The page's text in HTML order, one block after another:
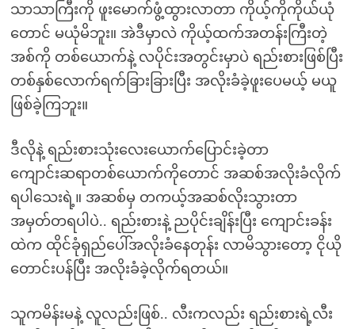
သာသာကြီးကို ဖူးမောက်ဖွံ့ထွားလာတာ ကိုယ့်ကိုကိုယ်ယုံ
တောင် မယုံမိဘူး။ အဲဒီမှာလဲ ကိုယ့်ထက်အတန်းကြီးတဲ့
အစ်ကို တစ်ယောက်နဲ့ လပိုင်းအတွင်းမှာပဲ ရည်းစားဖြစ်ပြီး
တစ်နှစ်လောက်ရက်ခြားခြားပြီး အလိုးခံခဲ့ဖူးပေမယ့် မယူ
ဖြစ်ခဲ့ကြဘူး။
ဒီလိုနဲ့ ရည်းစားသုံးလေးယောက်ပြောင်းခဲ့တာ
ကျောင်းဆရာတစ်ယောက်ကိုတောင် အဆစ်အလိုးခံလိုက်
ရပါသေးရဲ့။ အဆစ်မှ တကယ့်အဆစ်လိုးသွားတာ
အမှတ်တရပါပဲ.. ရည်းစားနဲ့ ညပိုင်းချိန်းပြီး ကျောင်းခန်း
ထဲက ထိုင်ခုံရှည်ပေါ်အလိုးခံနေတုန်း လာမိသွားတော့ ငိုယို
တောင်းပန်ပြီး အလိုးခံခဲ့လိုက်ရတယ်။
သူကမိန်းမနဲ့ လူလည်းဖြစ်.. လီးကလည်း ရည်းစားရဲ့လီး